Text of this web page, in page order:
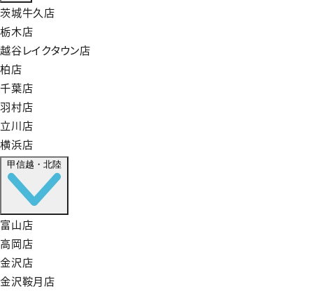
茨城牛久店
栃木店
越谷レイクタウン店
柏店
千葉店
羽村店
立川店
横浜店
甲信越・北陸
富山店
高岡店
金沢店
金沢鞍月店